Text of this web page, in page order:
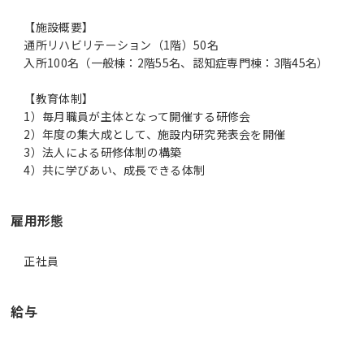
【施設概要】
通所リハビリテーション（1階）50名
入所100名（一般棟：2階55名、認知症専門棟：3階45名）
【教育体制】
1）毎月職員が主体となって開催する研修会
2）年度の集大成として、施設内研究発表会を開催
3）法人による研修体制の構築
4）共に学びあい、成長できる体制
雇用形態
正社員
給与